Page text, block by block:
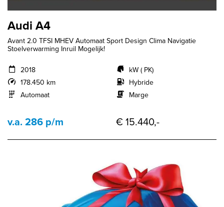
Audi A4
Avant 2.0 TFSI MHEV Automaat Sport Design Clima Navigatie
Stoelverwarming Inruil Mogelijk!
2018
178.450 km
Automaat
kW ( PK)
Hybride
Marge
v.a. 286 p/m € 15.440,-